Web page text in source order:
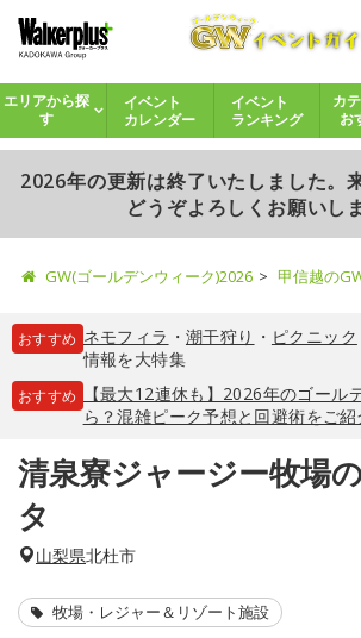
エリアから探
す
イベント
カレンダー
イベント
ランキング
カ
お
2026年の更新は終了いたしました。
どうぞよろしくお願いし
GW(ゴールデンウィーク)2026 甲信越の
おすすめ ネモフィラ ・ 潮干狩り ・ ピクニック
情報を大特集
おすすめ
【最大12連休も】2026年のゴール
ら？混雑ピーク予想と回避術をご紹
清泉寮ジャージー牧場
タ
山梨県北杜市
牧場・レジャー＆リゾート施設